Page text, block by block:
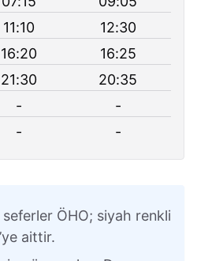
11:10
12:30
16:20
16:25
21:30
20:35
-
-
- -
seferler ÖHO; siyah renkli
aittir.